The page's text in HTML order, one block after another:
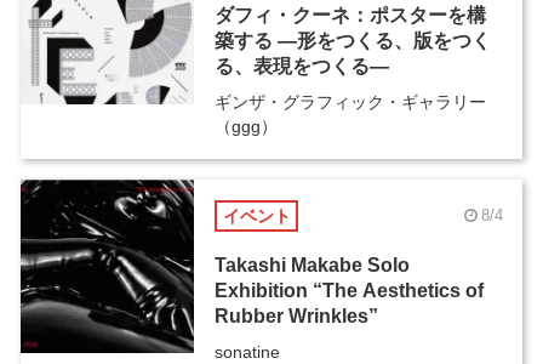
ダフィ・クーネ：ポスターを構
築する ―形をつくる、版をつく
る、表現をつくる―
ギンザ・グラフィック・ギャラリー
（ggg）
イベント 8/4
Takashi Makabe Solo
Exhibition “The Aesthetics of
Rubber Wrinkles”
sonatine